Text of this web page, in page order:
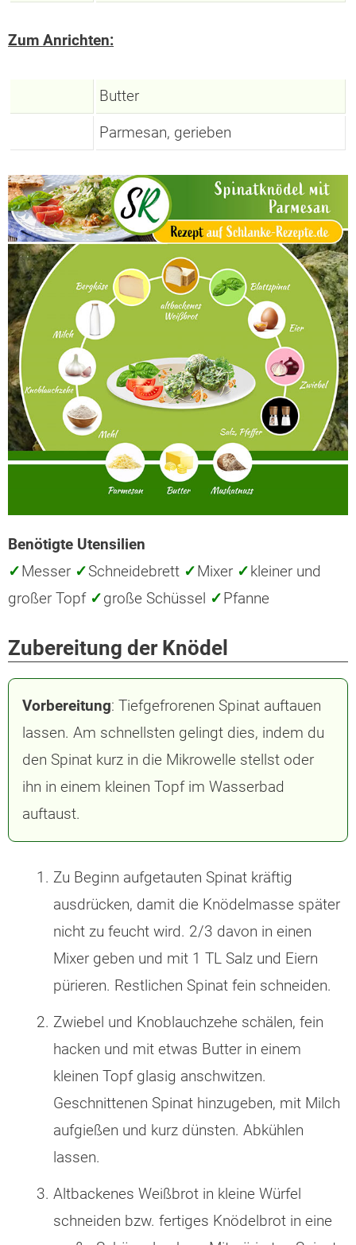
Zum Anrichten:
Butter
Parmesan, gerieben
Benötigte Utensilien
✓Messer ✓Schneidebrett ✓Mixer ✓kleiner und
großer Topf ✓große Schüssel ✓Pfanne
Zubereitung der Knödel
Vorbereitung: Tiefgefrorenen Spinat auftauen
lassen. Am schnellsten gelingt dies, indem du
den Spinat kurz in die Mikrowelle stellst oder
ihn in einem kleinen Topf im Wasserbad
auftaust.
Zu Beginn aufgetauten Spinat kräftig
ausdrücken, damit die Knödelmasse später
nicht zu feucht wird. 2/3 davon in einen
Mixer geben und mit 1 TL Salz und Eiern
pürieren. Restlichen Spinat fein schneiden.
Zwiebel und Knoblauchzehe schälen, fein
hacken und mit etwas Butter in einem
kleinen Topf glasig anschwitzen.
Geschnittenen Spinat hinzugeben, mit Milch
aufgießen und kurz dünsten. Abkühlen
lassen.
Altbackenes Weißbrot in kleine Würfel
schneiden bzw. fertiges Knödelbrot in eine